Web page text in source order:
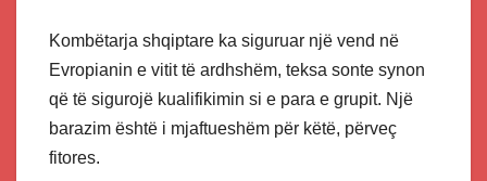
Kombëtarja shqiptare ka siguruar një vend në
Evropianin e vitit të ardhshëm, teksa sonte synon
që të sigurojë kualifikimin si e para e grupit. Një
barazim është i mjaftueshëm për këtë, përveç
fitores.